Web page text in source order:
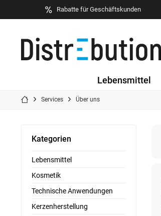
Rabatte für Geschäftskunden
Lebensmittel
Services Über uns
Kategorien
Lebensmittel
Kosmetik
Technische Anwendungen
Kerzenherstellung